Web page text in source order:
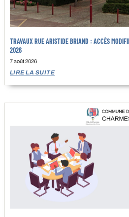
TRAVAUX RUE ARISTIDE BRIAND : ACCÈS
2026
7 août 2026
LIRE LA SUITE